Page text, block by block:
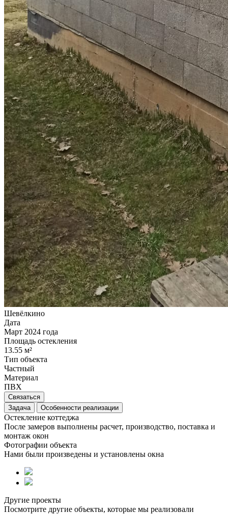
Шевёлкино
Дата
Март 2024 года
Площадь остекления
13.55 м²
Тип объекта
Частный
Материал
ПВХ
Связаться
Задача
Особенности реализации
Остекление коттеджа
После замеров выполнены расчет, производство, поставка и
монтаж окон
Фотографии объекта
Нами были произведены и установлены окна
Другие проекты
Посмотрите другие объекты, которые мы реализовали